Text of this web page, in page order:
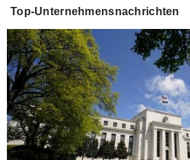
Top-Unternehmensnachrichten